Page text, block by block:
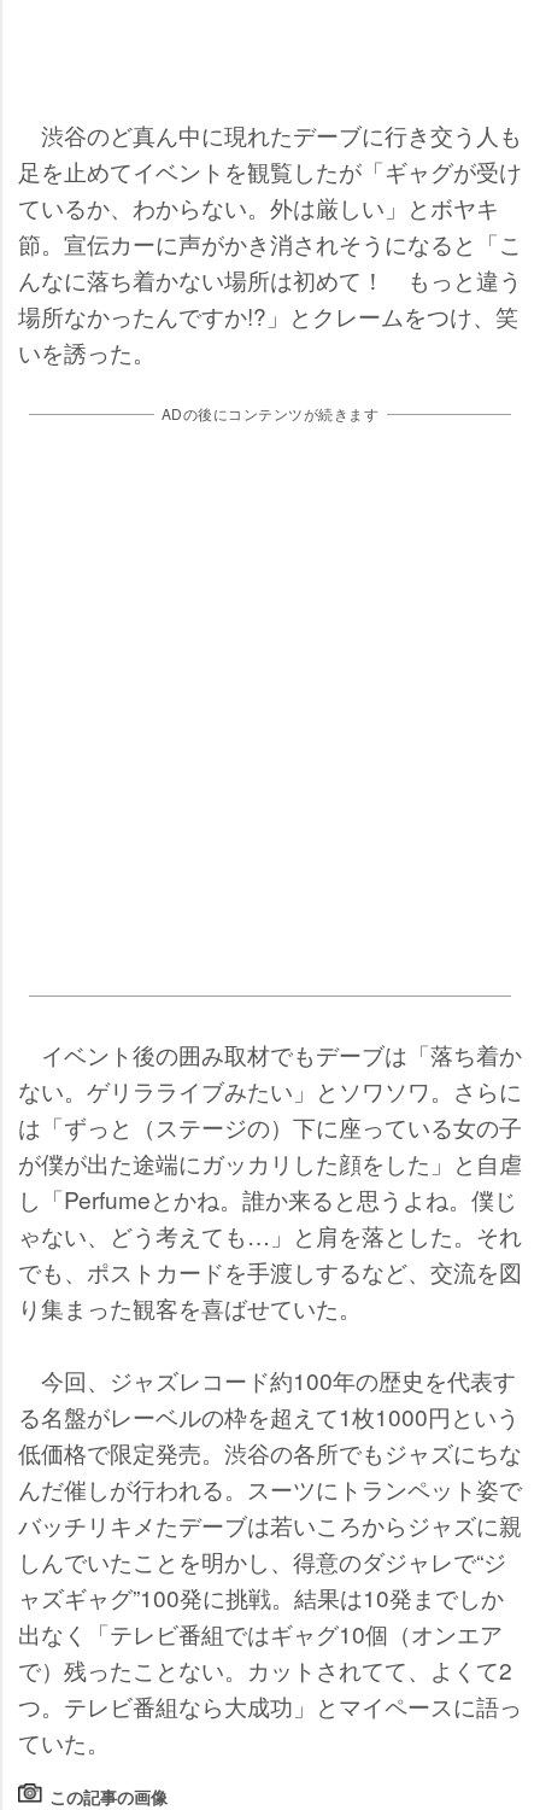
渋谷のど真ん中に現れたデーブに行き交う人も
足を止めてイベントを観覧したが「ギャグが受け
ているか、わからない。外は厳しい」とボヤキ
節。宣伝カーに声がかき消されそうになると「こ
んなに落ち着かない場所は初めて！ もっと違う
場所なかったんですか!?」とクレームをつけ、笑
いを誘った。
ADの後にコンテンツが続きます
イベント後の囲み取材でもデーブは「落ち着か
ない。ゲリラライブみたい」とソワソワ。さらに
は「ずっと（ステージの）下に座っている女の子
が僕が出た途端にガッカリした顔をした」と自虐
し「Perfumeとかね。誰か来ると思うよね。僕じ
ゃない、どう考えても…」と肩を落とした。それ
でも、ポストカードを手渡しするなど、交流を図
り集まった観客を喜ばせていた。
今回、ジャズレコード約100年の歴史を代表す
る名盤がレーベルの枠を超えて1枚1000円という
低価格で限定発売。渋谷の各所でもジャズにちな
んだ催しが行われる。スーツにトランペット姿で
バッチリキメたデーブは若いころからジャズに親
しんでいたことを明かし、得意のダジャレで“ジ
ャズギャグ”100発に挑戦。結果は10発までしか
出なく「テレビ番組ではギャグ10個（オンエア
で）残ったことない。カットされてて、よくて2
つ。テレビ番組なら大成功」とマイペースに語っ
ていた。
この記事の画像